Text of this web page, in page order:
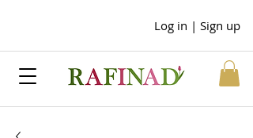
Log in | Sign up